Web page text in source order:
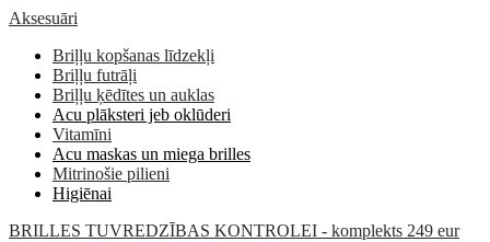
Aksesuāri
Briļļu kopšanas līdzekļi
Briļļu futrāļi
Briļļu ķēdītes un auklas
Acu plāksteri jeb oklūderi
Vitamīni
Acu maskas un miega brilles
Mitrinošie pilieni
Higiēnai
BRILLES TUVREDZĪBAS KONTROLEI - komplekts 249 eur